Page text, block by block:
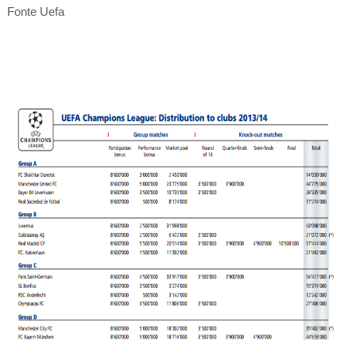
Fonte Uefa